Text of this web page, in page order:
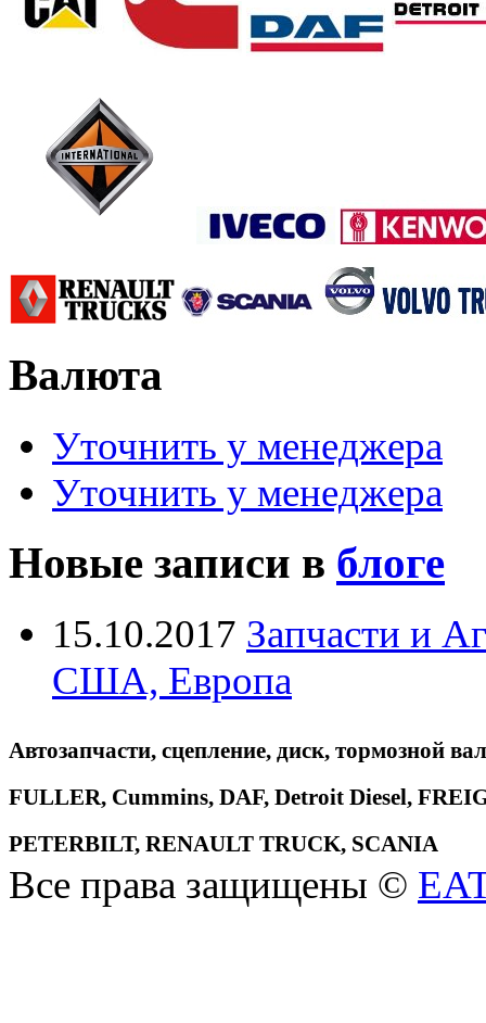
Валюта
Уточнить у менеджера
Уточнить у менеджера
Новые записи в блоге
15.10.2017 Запчасти и
США, Европа
Автозапчасти, сцепление, диск, тормозной
FULLER, Cummins, DAF, Detroit Diesel,
PETERBILT, RENAULT TRUCK, SCANIA
Все права защищены ©